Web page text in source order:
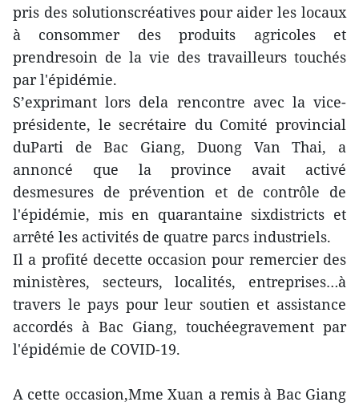
pris des solutionscréatives pour aider les locaux
à consommer des produits agricoles et
prendresoin de la vie des travailleurs touchés
par l'épidémie.
S’exprimant lors dela rencontre avec la vice-
présidente, le secrétaire du Comité provincial
duParti de Bac Giang, Duong Van Thai, a
annoncé que la province avait activé
desmesures de prévention et de contrôle de
l'épidémie, mis en quarantaine sixdistricts et
arrêté les activités de quatre parcs industriels.
Il a profité decette occasion pour remercier des
ministères, secteurs, localités, entreprises…à
travers le pays pour leur soutien et assistance
accordés à Bac Giang, touchéegravement par
l'épidémie de COVID-19.
A cette occasion,Mme Xuan a remis à Bac Giang